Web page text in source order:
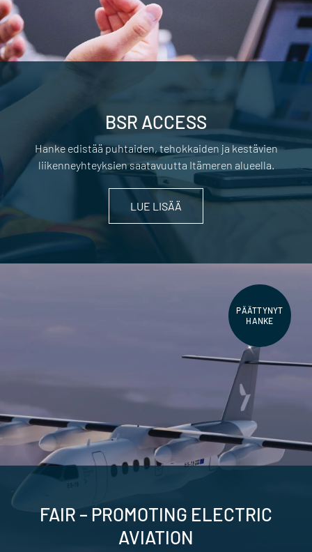
BSR ACCESS
Hanke edistää puhtaiden, tehokkaiden ja kestävien
liikenneyhteyksien saatavuutta Itämeren alueella.
LUE LISÄÄ
PÄÄTTYNYT
HANKE
FAIR – PROMOTING ELECTRIC
AVIATION